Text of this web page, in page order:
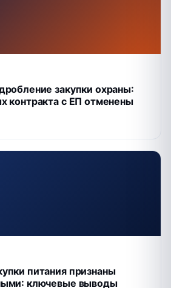
закупки охраны:
контракта с ЕП отменены
питания признаны
ключевые выводы